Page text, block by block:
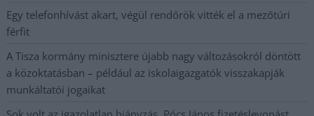
Egy telefonhívást akart, végül rendőrök vitték el a mezőtúri
férfit
A Tisza kormány minisztere újabb nagy változásokról döntött
a közoktatásban – például az iskolaigazgatók visszakapják
munkáltatói jogaikat